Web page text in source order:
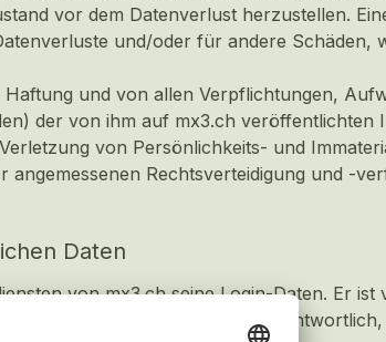
vor dem Datenverlust herzustellen.
und/oder für andere Schäden,
und von allen Verpflichtungen,
der von ihm auf mx3.ch veröffentlichten
von Persönlichkeits- und
angemessenen Rechtsverteidigung und -
Daten
von mx3.ch seine Login-Daten. Er ist
ist für alle Handlungen